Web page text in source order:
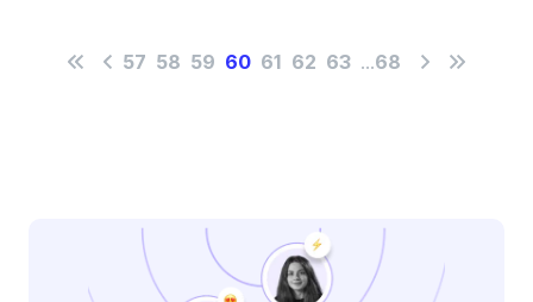
olabilir. Bu durumlarda mail order ödeme yöntemi
57 58 59 60 61 62 63 ...68